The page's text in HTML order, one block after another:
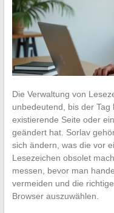
Die Verwaltung von
unbedeutend, bis der
existierende Seite oder
geändert hat. Sorlav
sich ändern, was die vor
Lesezeichen obsolet
messen, bevor man
vermeiden und die
Browser auszuwählen.